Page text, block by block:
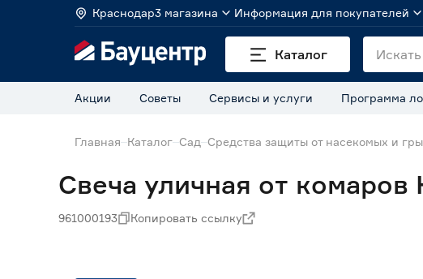
Краснодар3 магазина Информация для покупателей
Каталог
Акции Советы Сервисы и услуги Программа
Главная Каталог Сад Средства защиты от насекомых и
Свеча уличная от
961000193 Копировать ссылку